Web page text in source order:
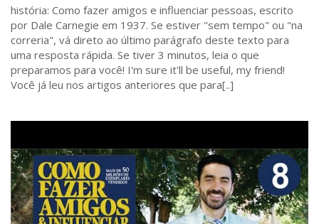
história: Como fazer amigos e influenciar pessoas, escrito
por Dale Carnegie em 1937. Se estiver "sem tempo" ou "na
correria", vá direto ao último parágrafo deste texto para
uma resposta rápida. Se tiver 3 minutos, leia o que
preparamos para você! I'm sure it'll be useful, my friend!
Você já leu nos artigos anteriores que para[..]